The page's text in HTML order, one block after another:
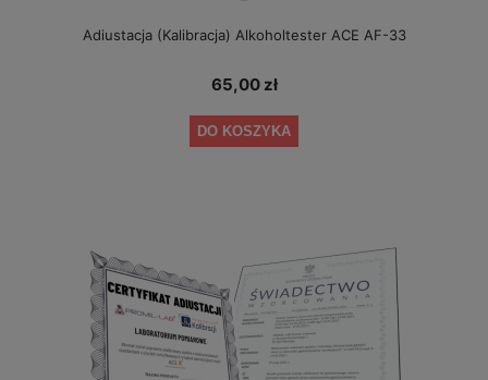
Adiustacja (Kalibracja) Alkoholtester ACE AF-33
65,00 zł
DO KOSZYKA